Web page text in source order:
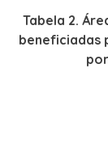
Tabela 2.
beneficiadas